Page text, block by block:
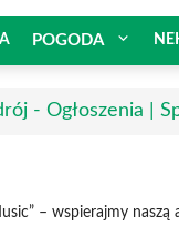
POGODA
- Ogłoszenia |
– wspierajmy naszą